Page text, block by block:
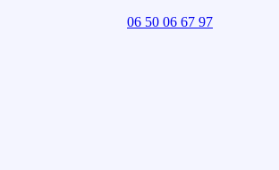
06 50 06 67 97